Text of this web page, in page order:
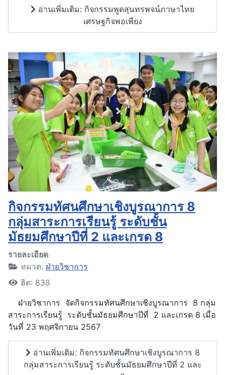
อ่านเพิ่มเติม: กิจกรรมพูดสุนทรพจน์ภาษาไทย
เศรษฐกิจพอเพียง
กิจกรรมทัศนศึกษาเชิงบูรณาการ 8
กลุ่มสาระการเรียนรู้ ระดับชั้น
มัธยมศึกษาปีที่ 2 และเกรด 8
รายละเอียด
หมวด: ฝ่ายวิชาการ
ฮิต: 838
ฝ่ายวิชาการ จัดกิจกรรมทัศนศึกษาเชิงบูรณาการ 8 กลุ่ม
สาระการเรียนรู้ ระดับชั้นมัธยมศึกษาปีที่ 2 และเกรด 8 เมื่อ
วันที่ 23 พฤศจิกายน 2567
อ่านเพิ่มเติม: กิจกรรมทัศนศึกษาเชิงบูรณาการ 8
กลุ่มสาระการเรียนรู้ ระดับชั้นมัธยมศึกษาปีที่ 2 และ